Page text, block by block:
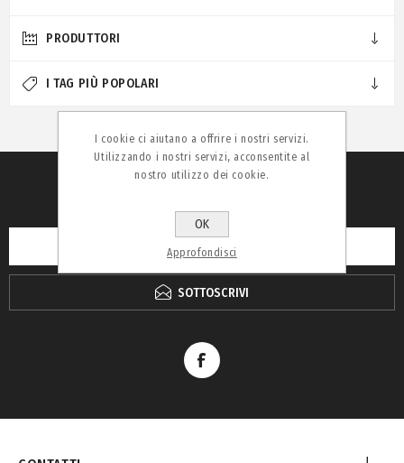
PRODUTTORI
I TAG PIÙ POPOLARI
SOTTOSCRIVI
I cookie ci aiutano a offrire i nostri servizi.
Utilizzando i nostri servizi, acconsentite al
nostro utilizzo dei cookie.
OK
Approfondisci